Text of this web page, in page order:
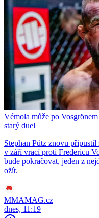
Vémola může po
starý duel
Stephan Pütz znovu
v září vrací proti Fredericu
bude pokračovat, jeden z
ožít.
MMAMAG.cz
dnes, 11:19